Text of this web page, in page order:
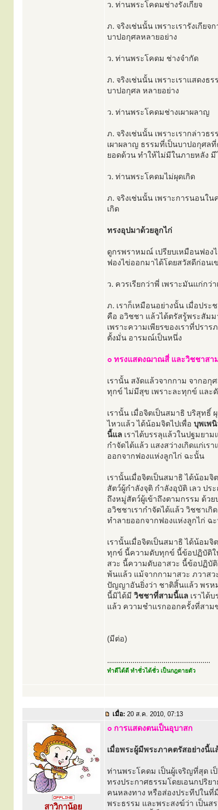
ว. ท่านพระโคดมช่างรังเกียจ
ภ. จริงเช่นนั้น เพราะเรารังเกีย
บาปอกุศลหลายอย่าง
ว. ท่านพระโคดม ช่างจำกัด
ภ. จริงเช่นนั้น เพราะเราแสดงธ
บาปอกุศล หลายอย่าง
ว. ท่านพระโคดมช่างเผาผลาญ
ภ. จริงเช่นนั้น เพราะเรากล่าว
เผาผลาญ ธรรมที่เป็นบาปอกุศล
ยอดด้วน ทำให้ไม่มีในภายหลัง มี
ว. ท่านพระโคดมไม่ผุดเกิด
ภ. จริงเช่นนั้น เพราะการนอนใ
เกิด
ทรงอุปมาด้วยลูกไก่
ดูกรพราหมณ์ เปรียบเหมือนฟอง
ฟองไข่ออกมาได้โดยสวัสดีก่อนเ
ว. ควรเรียกว่าพี่ เพราะมันแก่กว่า
ภ. เราก็เหมือนอย่างนั้น เมื่อประ
คือ อวิชชา แล้วได้ตรัสรู้พระสัม
เพราะความเพียรของเราที่ปรา
ตั้งมั่น อารมณ์เป็นหนึ่ง
๐ ทรงแสดงฌาณสี่ และวิชชาสา
เรานั้น สงัดแล้วจากกาม จากอ
ทุกข์ ไม่มีสุข เพราะละทุกข์ และ
เรานั้น เมื่อจิตเป็นสมาธิ บริสุทธิ์
ไหวแล้ว ได้น้อมจิตไปเพื่อ บุพเพ
นี้แล เราได้บรรลุแล้วในปฐมยาม
กำจัดได้แล้ว แสงสว่างเกิดแก่เ
ออกจากฟองแห่งลูกไก่ ฉะนั้น
เรานั้นเมื่อจิตเป็นสมาธิ ได้น้อม
สัตว์ผู้กำลังจุติ กำลังอุบัติ เลว ป
ถึงหมู่สัตว์ผู้เข้าถึงตามกรรม ด้ว
อวิชชาเรากำจัดได้แล้ว วิชชาเกิ
ทำลายออกจากฟองแห่งลูกไก่ ฉ
เรานั้นเมื่อจิตเป็นสมาธิ ได้น้อม
ทุกข์ นี้ความดับทุกข์ นี้ข้อปฏิบัติใ
สวะ นี้ความดับอาสวะ นี้ข้อปฏิบัติ
พ้นแล้ว แม้จากกามาสวะ ภวาส
ปัญญาอันยิ่งว่า ชาติสิ้นแล้ว พรห
นี้มิได้มี วิชชาที่สามนี้แล เราได้
แล้ว ความชำแรกออกครั้งที่สาม
(มีต่อ)
.....................................................
ทำดีได้ดี ทำชั่วได้ชั่ว เป็นกฎตายตัว
เมื่อ: 20 ส.ค. 2010, 07:13
สาวิกาน้อย
๐ การแสดงตนเป็นอุบาสก
เมื่อพระผู้มีพระภาคตรัสอย่างนี้
ท่านพระโคดม เป็นผู้เจริญที่สุด เ
ทรงประกาศธรรมโดยเอนกปริย
คนหลงทาง หรือส่องประทีปในที่
พระธรรม และพระสงฆ์ว่า เป็นส